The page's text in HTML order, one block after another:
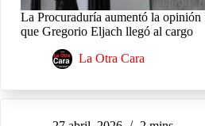
La Procuraduría aumentó la opinión
que Gregorio Eljach llegó al cargo
La Otra Cara